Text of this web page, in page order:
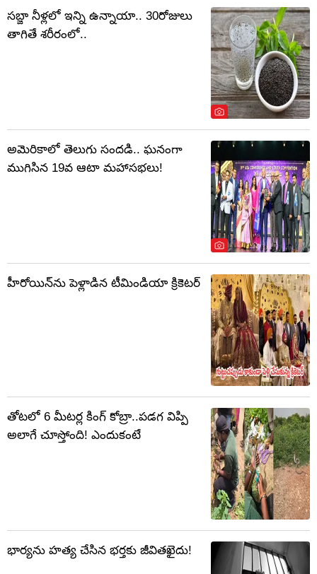
సబ్జా నీళ్లలో ఇన్ని ఉన్నాయా.. 30రోజులు
తాగితే శరీరంలో..
అమెరికాలో తెలుగు సందడి.. ఘనంగా
ముగిసిన 19వ ఆటా మహాసభలు!
హీరోయిన్‌ను పెళ్లాడిన టీమిండియా క్రికెటర్
తోటలో 6 మీటర్ల కింగ్ కోబ్రా..పడగ విప్పి
అలాగే చూస్తోంది! ఎందుకంటే
భార్యను హత్య చేసిన భర్తకు జీవితఖైదు!